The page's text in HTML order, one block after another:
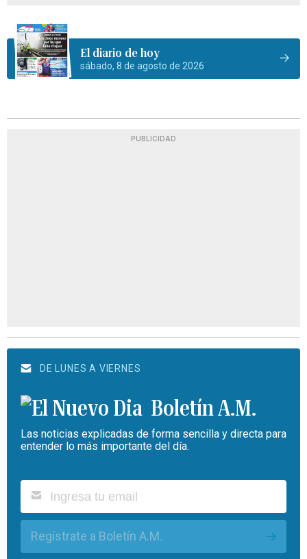
El diario de hoy
sábado, 8 de agosto de 2026
PUBLICIDAD
DE LUNES A VIERNES
Boletín A.M.
Las noticias explicadas de forma sencilla y directa para
entender lo más importante del día.
Regístrate a Boletín A.M.